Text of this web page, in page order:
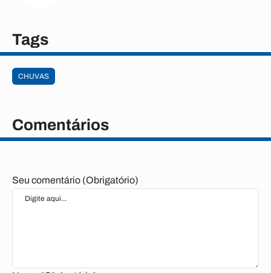
Tags
CHUVAS
Comentários
Seu comentário (Obrigatório)